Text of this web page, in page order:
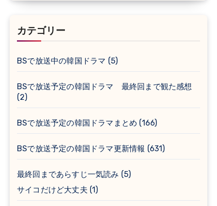
カテゴリー
BSで放送中の韓国ドラマ (5)
BSで放送予定の韓国ドラマ 最終回まで観た感想
(2)
BSで放送予定の韓国ドラマまとめ (166)
BSで放送予定の韓国ドラマ更新情報 (631)
最終回まであらすじ一気読み (5)
サイコだけど大丈夫 (1)